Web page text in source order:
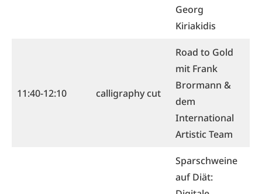
Georg
Kiriakidis
11:40-12:10 calligraphy cut
Road to Gold
mit Frank
Brormann &
dem
International
Artistic Team
Sparschweine
auf Diät: